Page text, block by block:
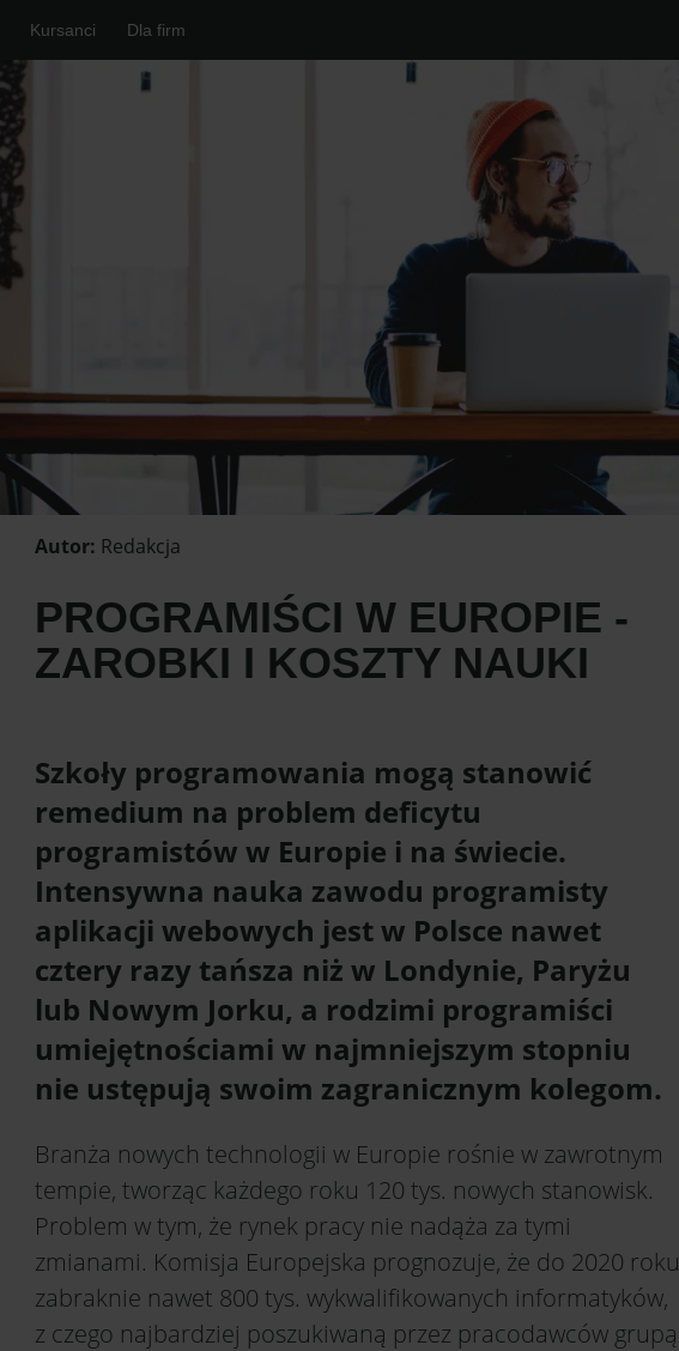
Kursanci Dla firm
Autor: Redakcja
PROGRAMIŚCI W EUROPIE -
ZAROBKI I KOSZTY NAUKI
Szkoły programowania mogą stanowić
remedium na problem deficytu
programistów w Europie i na świecie.
Intensywna nauka zawodu programisty
aplikacji webowych jest w Polsce nawet
cztery razy tańsza niż w Londynie, Paryżu
lub Nowym Jorku, a rodzimi programiści
umiejętnościami w najmniejszym stopniu
nie ustępują swoim zagranicznym kolegom.
Branża nowych technologii w Europie rośnie w zawrotnym
tempie, tworząc każdego roku 120 tys. nowych stanowisk.
Problem w tym, że rynek pracy nie nadąża za tymi
zmianami. Komisja Europejska prognozuje, że do 2020 roku
zabraknie nawet 800 tys. wykwalifikowanych informatyków,
z czego najbardziej poszukiwaną przez pracodawców grupą